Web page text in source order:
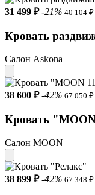
31 499 ₽ -21% 40 104 ₽
Кровать
Салон Askona
38 600 ₽ -42% 67 050 ₽
Кровать
Салон MOON
38 899 ₽ -42% 67 348 ₽